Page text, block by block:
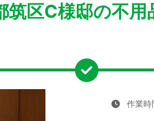
筑区C様邸の不用
作業時